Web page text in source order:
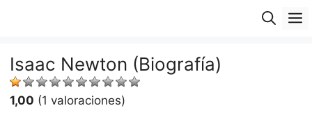
Isaac Newton (Biografía)
1,00 (1 valoraciones)